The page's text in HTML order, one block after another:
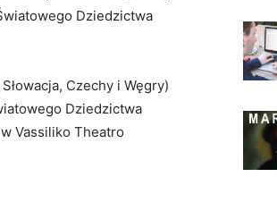
Dziedzictwa
Czechy i Węgry)
Dziedzictwa
Vassiliko Theatro